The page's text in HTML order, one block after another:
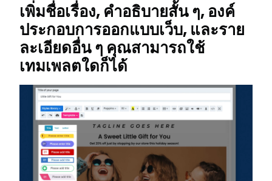
เพิ่มชื่อเรื่อง, คำอธิบายสั้น ๆ, องค์
ประกอบการออกแบบเว็บ, และราย
ละเอียดอื่น ๆ คุณสามารถใช้
เทมเพลตใดก็ได้